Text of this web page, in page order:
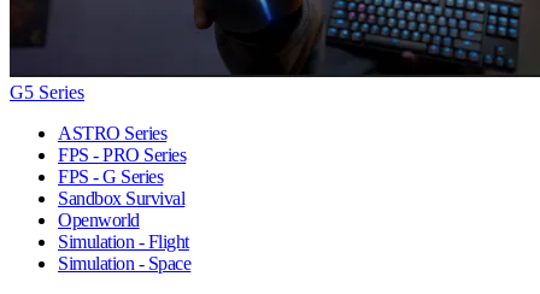
G5 Series
ASTRO Series
FPS - PRO Series
FPS - G Series
Sandbox Survival
Openworld
Simulation - Flight
Simulation - Space